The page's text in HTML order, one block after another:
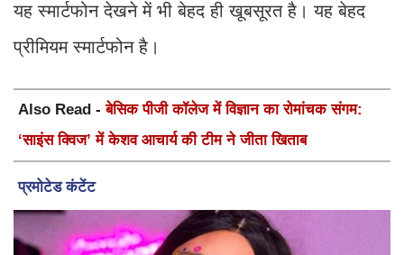
यह स्मार्टफोन देखने में भी बेहद ही खूबसूरत है। यह बेहद
प्रीमियम स्मार्टफोन है।
Also Read -बेसिक पीजी कॉलेज में विज्ञान का रोमांचक संगम:
‘साइंस क्विज’ में केशव आचार्य की टीम ने जीता खिताब